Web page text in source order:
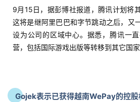
9月15日，据彭博社报道，腾讯计划将
这将是继阿里巴巴和字节跳动之后，又
设为公司的区域中心。据悉，腾讯一
营，包括国际游戏出版等转移到其它国家
Gojek表示已获得越南WePay的控股